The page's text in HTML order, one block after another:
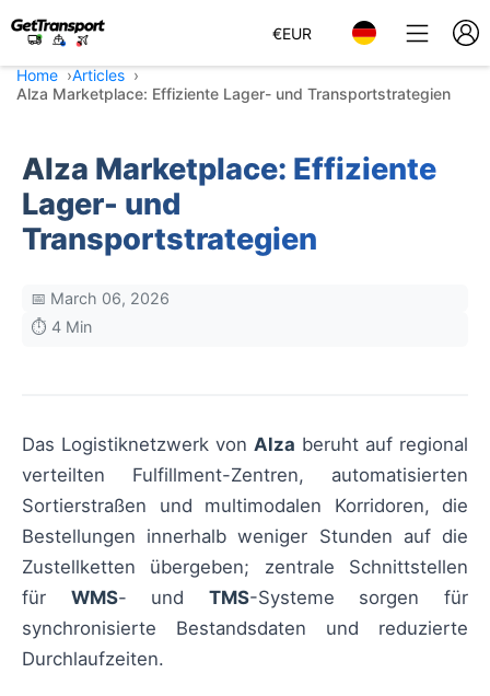
€EUR
Home
Articles
Alza Marketplace: Effiziente Lager- und Transportstrategien
Alza Marketplace: Effiziente
Lager- und
Transportstrategien
📅 March 06, 2026
⏱️ 4 Min
Das Logistiknetzwerk von Alza beruht auf regional
verteilten Fulfillment-Zentren, automatisierten
Sortierstraßen und multimodalen Korridoren, die
Bestellungen innerhalb weniger Stunden auf die
Zustellketten übergeben; zentrale Schnittstellen
für WMS- und TMS-Systeme sorgen für
synchronisierte Bestandsdaten und reduzierte
Durchlaufzeiten.